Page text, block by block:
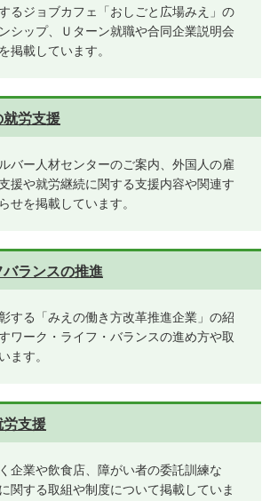
るジョブカフェ「おしごと広場みえ」の
シップ、Ｕターン就職や合同企業説明会
掲載しています。
就労支援
バー人材センターのご案内、外国人の雇
援や就労継続に関する支援内容や関連す
せを掲載しています。
ランスの推進
する「みえの働き方改革推進企業」の紹
ワーク・ライフ・バランスの進め方や取
ます。
労支援
企業や飲食店、障がい者の委託訓練な
関する取組や制度について掲載していま